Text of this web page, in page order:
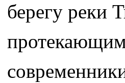
берегу реки
протекающим